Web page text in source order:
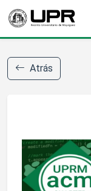
Atrás